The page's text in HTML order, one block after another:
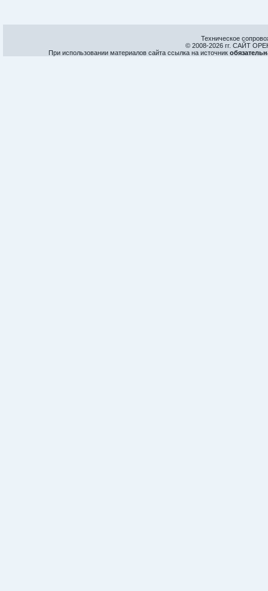
Техническое
© 2008-2026 гг. САЙТ
При использовании материалов сайта ссылка на источник